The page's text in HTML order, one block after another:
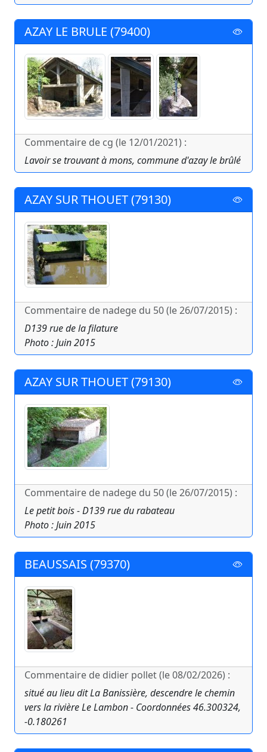
AZAY LE BRULE (79400)
Commentaire de cg (le 12/01/2021) :
Lavoir se trouvant à mons, commune d'azay le brûlé
AZAY SUR THOUET (79130)
Commentaire de nadege du 50 (le 26/07/2015) :
D139 rue de la filature
Photo : Juin 2015
AZAY SUR THOUET (79130)
Commentaire de nadege du 50 (le 26/07/2015) :
Le petit bois - D139 rue du rabateau
Photo : Juin 2015
BEAUSSAIS (79370)
Commentaire de didier pollet (le 08/02/2026) :
situé au lieu dit La Banissière, descendre le chemin
vers la rivière Le Lambon - Coordonnées 46.300324,
-0.180261